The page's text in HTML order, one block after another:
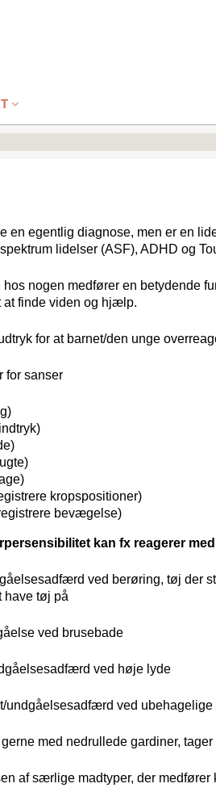
en egentlig diagnose, men er en
lidelser (ASF), ADHD og
nogen medfører en betydende
finde viden og hjælp.
for at barnet/den unge
for sanser
kropspositioner)
bevægelse)
kan fx reagerer
ved berøring, tøj der
have tøj på
ved brusebade
ved høje lyde
undgåelsesadfærd ved ubehagelige
med nedrullede gardiner,
af særlige madtyper, der